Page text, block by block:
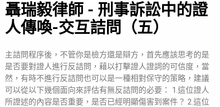
聶瑞毅律師 - 刑事訴訟中的證
人傳喚-交互詰問（五）
主詰問程序後，不管你是檢方還是辯方，首先應該思考的是
是否要對證人進行反詰問，藉以打擊證人證詞的可信度，當
然，有時不進行反詰問也可以是一種相對保守的策略，建議
可以從以下幾個面向來評估有無反詰問的必要： 1.這位證人
所證述的內容是否重要，是否已經明顯傷害到案件？ 2.這位